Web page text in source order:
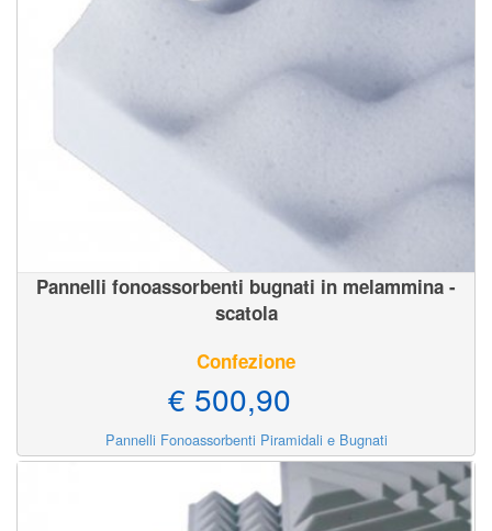
Pannelli fonoassorbenti bugnati in melammina -
scatola
Confezione
€ 500,90
Pannelli Fonoassorbenti Piramidali e Bugnati